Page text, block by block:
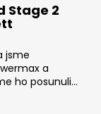
Stage 2
jsme
a
ho posunuli...